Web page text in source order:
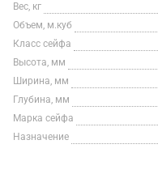
Вес, кг
Объем, м.куб
Класс сейфа
Высота, мм
Ширина, мм
Глубина, мм
Марка сейфа
Назначение